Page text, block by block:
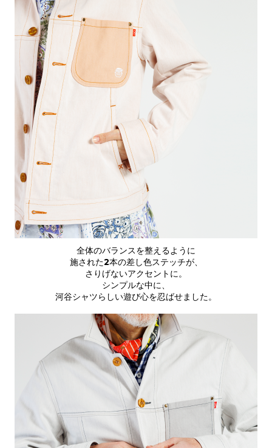
全体のバランスを整えるように
施された2本の差し色ステッチが、
さりげないアクセントに。
シンプルな中に、
河谷シャツらしい遊び心を忍ばせました。